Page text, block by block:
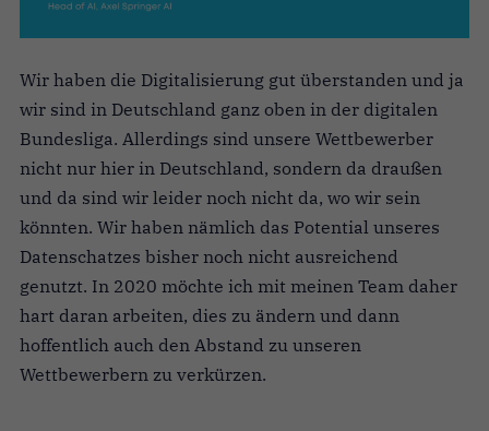
Wir haben die Digitalisierung gut überstanden und ja
wir sind in Deutschland ganz oben in der digitalen
Bundesliga. Allerdings sind unsere Wettbewerber
nicht nur hier in Deutschland, sondern da draußen
und da sind wir leider noch nicht da, wo wir sein
könnten. Wir haben nämlich das Potential unseres
Datenschatzes bisher noch nicht ausreichend
genutzt. In 2020 möchte ich mit meinen Team daher
hart daran arbeiten, dies zu ändern und dann
hoffentlich auch den Abstand zu unseren
Wettbewerbern zu verkürzen.